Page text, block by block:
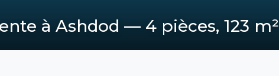
à Ashdod — 4 pièces, 123 m²